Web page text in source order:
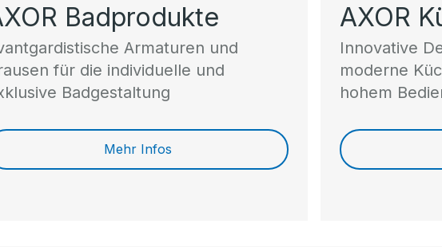
Badprodukte
Armaturen und
für die individuelle und
Badgestaltung
Mehr Infos
AXOR
Innovative
moderne
hohem